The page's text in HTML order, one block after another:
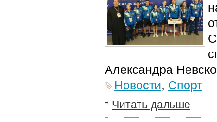
Александра
Новости, Спорт
Читать дальше